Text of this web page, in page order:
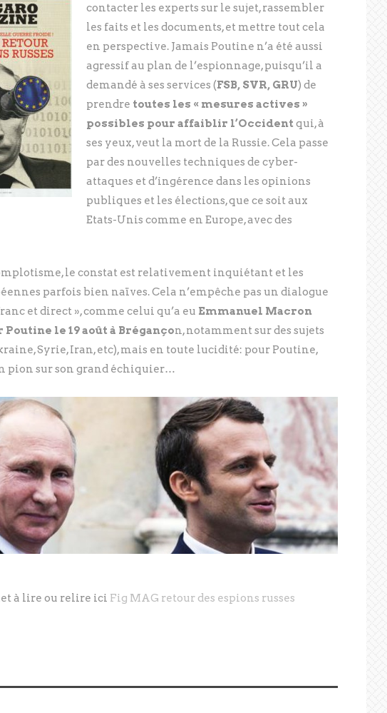
contacter les experts sur le sujet, rassembler
les faits et les documents, et mettre tout cela
en perspective. Jamais Poutine n’a été aussi
agressif au plan de l’espionnage, puisqu’il a
demandé à ses services (FSB, SVR, GRU) de
prendre toutes les « mesures actives »
possibles pour affaiblir l’Occident qui, à
ses yeux, veut la mort de la Russie. Cela passe
par des nouvelles techniques de cyber-
attaques et d’ingérence dans les opinions
publiques et les élections, que ce soit aux
Etats-Unis comme en Europe, avec des
le constat est relativement inquiétant et les
parfois bien naïves. Cela n’empêche pas un dialogue
et direct », comme celui qu’a eu Emmanuel Macron
le 19 août à Brégançon, notamment sur des sujets
Syrie, Iran, etc), mais en toute lucidité: pour Poutine,
pion sur son grand échiquier…
à lire ou relire ici Fig MAG retour des espions russes